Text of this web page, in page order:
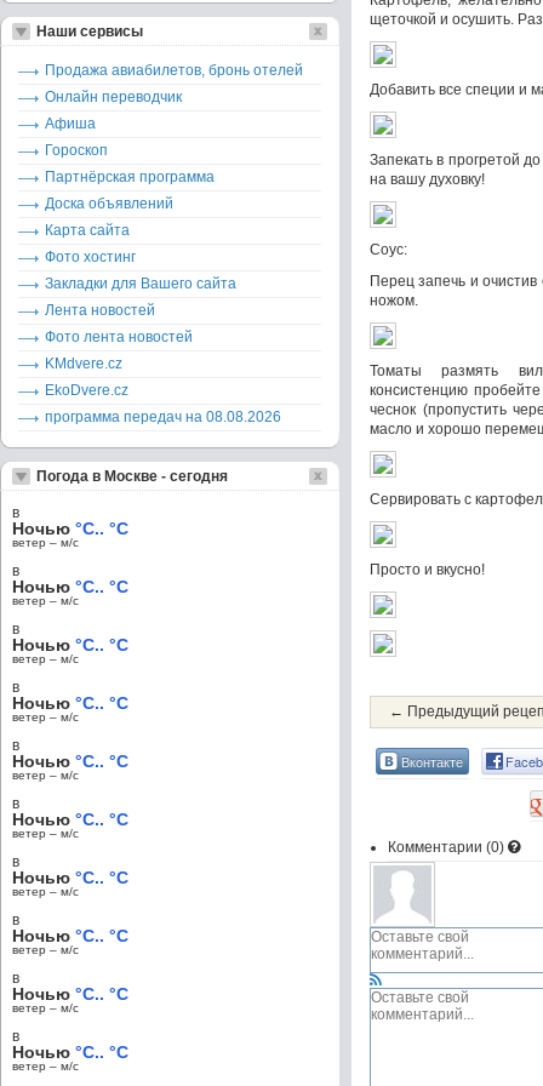
щеточкой и осушить.
Добавить все специи и
Запекать в прогретой
на вашу духовку!
Соус:
Перец запечь и
ножом.
Томаты размять
консистенцию
чеснок (пропустить
масло и хорошо
Сервировать с
Просто и вкусно!
← Предыдущий
Вконтакте
Комментарии (0)
Наши сервисы
Продажа авиабилетов, бронь отелей
Онлайн переводчик
Афиша
Гороскоп
Партнёрская программа
Доска объявлений
Карта сайта
Фото хостинг
Закладки для Вашего сайта
Лента новостей
Фото лента новостей
KMdvere.cz
EkoDvere.cz
программа передач на 08.08.2026
Погода в Москве - сегодня
в
Ночью °C.. °C
ветер – м/c
в
Ночью °C.. °C
ветер – м/c
в
Ночью °C.. °C
ветер – м/c
в
Ночью °C.. °C
ветер – м/c
в
Ночью °C.. °C
ветер – м/c
в
Ночью °C.. °C
ветер – м/c
в
Ночью °C.. °C
ветер – м/c
в
Ночью °C.. °C
ветер – м/c
в
Ночью °C.. °C
ветер – м/c
в
Ночью °C.. °C
ветер – м/c